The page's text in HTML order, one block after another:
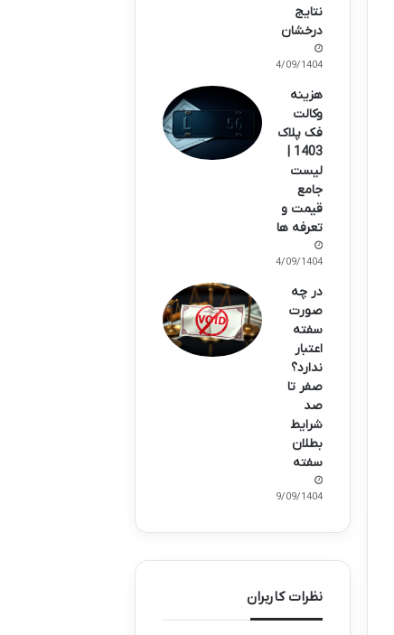
نتایج
درخشان
14/09/1404
هزینه
وکالت
فک پلاک
1403 |
لیست
جامع
قیمت و
تعرفه ها
14/09/1404
در چه
صورت
سفته
اعتبار
ندارد؟
صفر تا
صد
شرایط
بطلان
سفته
09/09/1404
نظرات کاربران